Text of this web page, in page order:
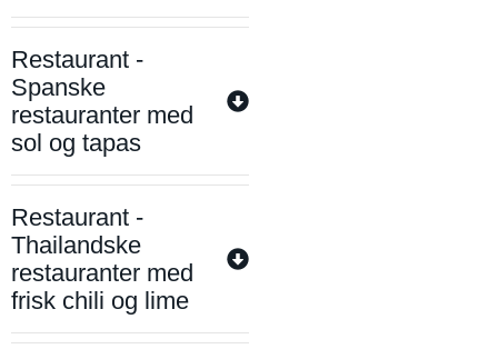
Restaurant -
Spanske
restauranter med
sol og tapas
Restaurant -
Thailandske
restauranter med
frisk chili og lime